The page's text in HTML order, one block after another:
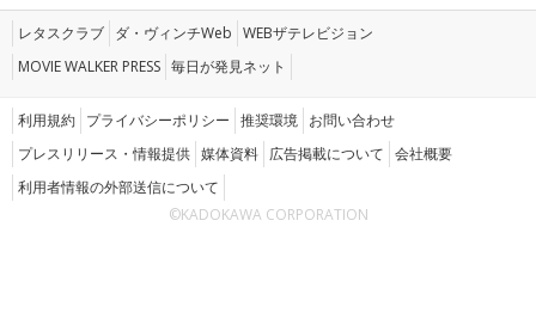
レタスクラブ ダ・ヴィンチWeb WEBザテレビジョン
MOVIE WALKER PRESS 毎日が発見ネット
利用規約 プライバシーポリシー 推奨環境 お問い合わせ
プレスリリース・情報提供 媒体資料 広告掲載について 会社概要
利用者情報の外部送信について
©KADOKAWA CORPORATION